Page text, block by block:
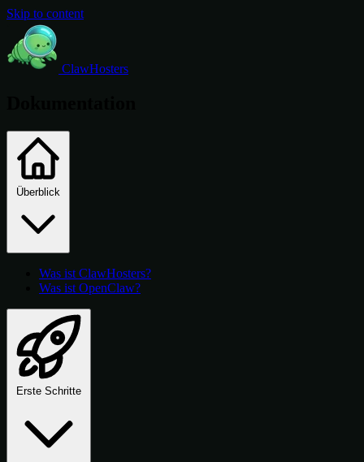
Skip to content
ClawHosters
Überblick
Was ist ClawHosters?
Was ist OpenClaw?
Erste Schritte